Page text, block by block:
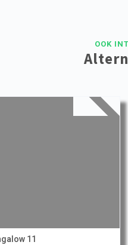
OOK
11